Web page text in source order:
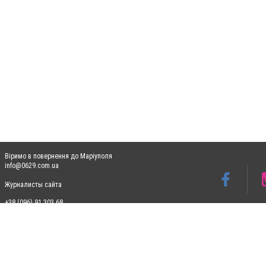
Віримо в повернення до Маріуполя
info@0629.com.ua
Журналисты сайта
+38 (096) 91 303 68